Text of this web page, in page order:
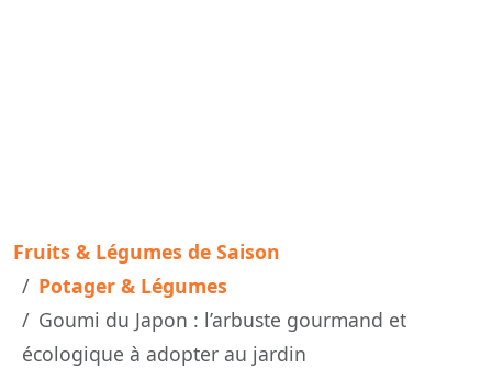
Fruits & Légumes de Saison
Potager & Légumes
Goumi du Japon : l’arbuste gourmand et
écologique à adopter au jardin